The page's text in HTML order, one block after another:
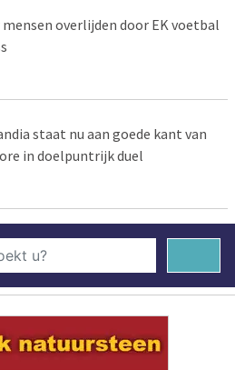
mensen overlijden door EK voetbal
staat nu aan goede kant van
in doelpuntrijk duel